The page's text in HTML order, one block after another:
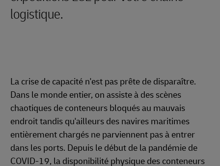
logistique.
La crise de capacité n'est pas prête de disparaître.
Dans le monde entier, on assiste à des scènes
chaotiques de conteneurs bloqués au mauvais
endroit tandis qu'ailleurs des navires maritimes
entièrement chargés ne parviennent pas à entrer
dans les ports. Depuis le début de la pandémie de
COVID-19, la disponibilité physique des conteneurs